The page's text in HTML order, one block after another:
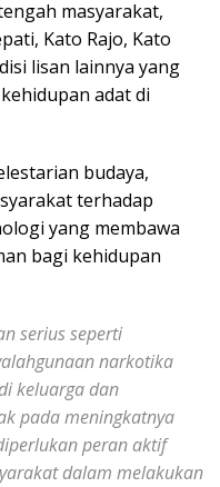
masyarakat,
Kato Rajo, Kato
lisan lainnya yang
adat di
budaya,
terhadap
yang membawa
bagi kehidupan
serius seperti
narkotika
keluarga dan
pada meningkatnya
peran aktif
dalam melakukan